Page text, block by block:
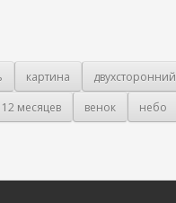
картина двухсторонний
12 месяцев венок небо